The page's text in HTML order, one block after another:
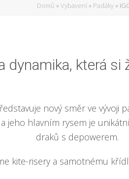
Domů »Vybavení » Padáky »
dynamika, která si
nový směr ve vývoji
a jeho hlavním rysem je
draků s depowerem.
kite-risery a samotnému